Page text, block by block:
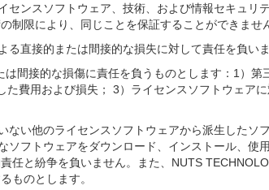
ンスソフトウェア、技術、および情報セキュリ
限により、同じことを保証することができませ
直接的または間接的な損失に対して責任を負いま
間接的な損傷に責任を負うものとします：1）
費用および損失； 3）ライセンスソフトウェア
い他のライセンスソフトウェアから派生したソ
フトウェアをダウンロード、インストール、使
任と紛争を負いません。また、NUTS
ものとします。